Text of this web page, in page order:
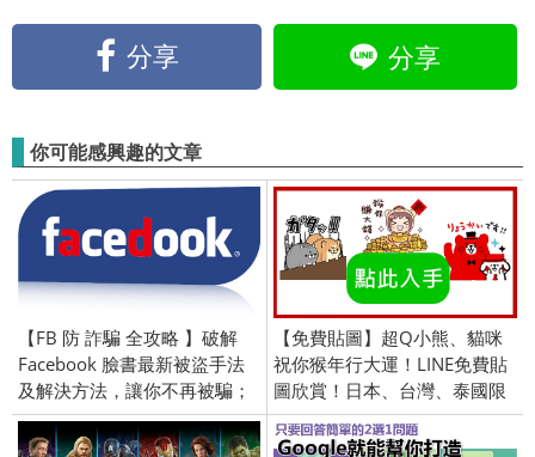
分享 分享
你可能感興趣的文章
【FB 防 詐騙 全攻略 】破解
Facebook 臉書最新被盜手法
及解決方法，讓你不再被騙；
持續更新詐騙技巧
【免費貼圖】超Q小熊、貓咪
祝你猴年行大運！LINE免費貼
圖欣賞！日本、台灣、泰國限
定／openVPN跨區、加好友、
綁門號／2016/2/2